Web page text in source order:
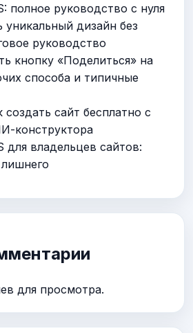
полное руководство с нуля
уникальный дизайн без
руководство
кнопку «Поделиться» на
способа и типичные
создать сайт бесплатно с
конструктора
для владельцев сайтов:
для просмотра.